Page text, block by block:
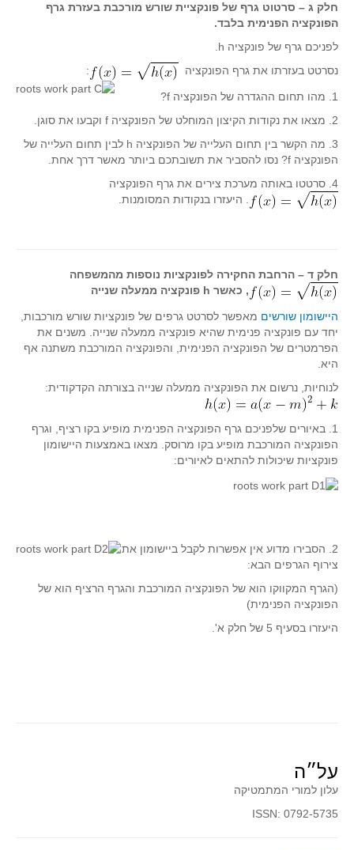
משפט פיתגורס
המעגל פיצוחים
גאומטריית המרחב
גאומטריה אנליטית
יצירה
הסטוריה
כתב עת על"ה - עלון למורי המתמטיקה
תחרות קנגורו ישראל - תש"ף
בואו נשחק מתמטיקה תש"ף
בואו נשחק מתמטיקה תשע"ט
בואו נשחק מתמטיקה תשע"ח
בואו נשחק מתמטיקה תשע"ה
ספרים ומספרים
סרטים וקולנוע
קבוצות דיון
חלק ג – סרטוט גרף של פונקציית שורש מורכבת בעזרת גרף
הפונקציה הפנימית בלבד.
לפניכם גרף של פונקציה h.
נסרטט בעזרתו את גרף הפונקציה
:
1. מהו תחום ההגדרה של הפונקציה f?
2. מצאו את נקודות הקיצון המוחלט של הפונקציה f וקבעו את סוגן.
3. מה הקשר בין תחום העלייה של הפונקציה h לבין תחום העלייה של
הפונקציה f? נסו להסביר את תשובתכם ביותר מאשר דרך אחת.
4. סרטטו באותה מערכת צירים את גרף הפונקציה
. היעזרו בנקודות המסומנות.
חלק ד – הרחבת החקירה לפונקציות נוספות מהמשפחה
, כאשר h פונקציה ממעלה שנייה
היישומון שורשים מאפשר לסרטט גרפים של פונקציות שורש מורכבות,
יחד עם פונקציה פנימית שהיא פונקציה ממעלה שנייה. משנים את
הפרמטרים של הפונקציה הפנימית, והפונקציה המורכבת משתנה אף
היא.
לנוחיות, נרשום את הפונקציה ממעלה שנייה בצורתה הקדקודית:
1. באיורים שלפניכם גרף הפונקציה הפנימית מופיע בקו רציף, וגרף
הפונקציה המורכבת מופיע בקו מרוסק. מצאו באמצעות היישומון
פונקציות שיכולות להתאים לאיורים:
2. הסבירו מדוע אין אפשרות לקבל ביישומון את
צירוף הגרפים הבא:
(הגרף המקווקו הוא של הפונקציה המורכבת והגרף הרציף הוא של
הפונקציה הפנימית)
היעזרו בסעיף 5 של חלק א'.
על״ה
עלון למורי המתמטיקה
ISSN: 0792-5735